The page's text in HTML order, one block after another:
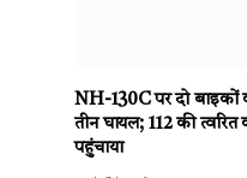
NH-130C पर दो
तीन घायल; 112 की त्वरित
पहुंचाया